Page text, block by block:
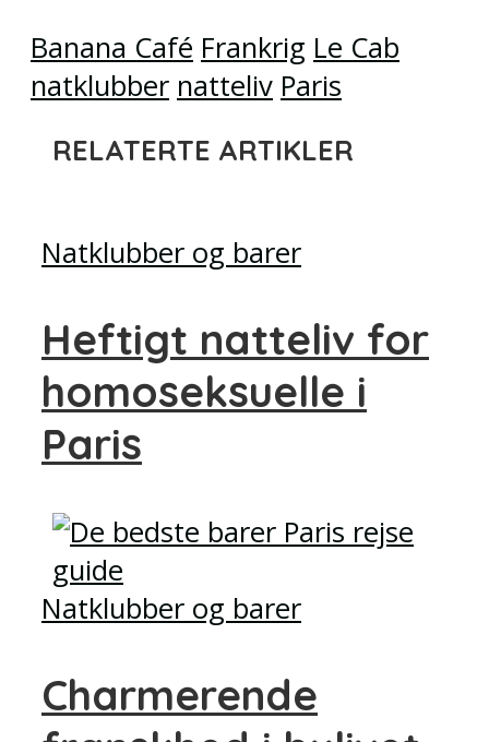
Banana Café Frankrig Le Cab
natklubber natteliv Paris
RELATERTE ARTIKLER
Natklubber og barer
Heftigt natteliv for
homoseksuelle i
Paris
Natklubber og barer
Charmerende